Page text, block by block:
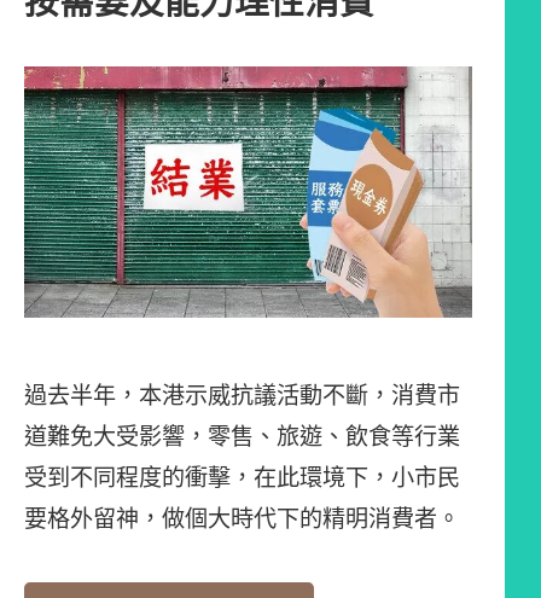
過去半年，本港示威抗議活動不斷，消費市
道難免大受影響，零售、旅遊、飲食等行業
受到不同程度的衝擊，在此環境下，小市民
要格外留神，做個大時代下的精明消費者。